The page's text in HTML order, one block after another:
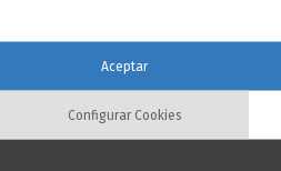
Aceptar
Configurar Cookies